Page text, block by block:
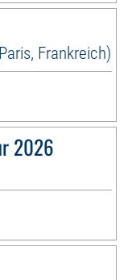
Frankreich)
2026